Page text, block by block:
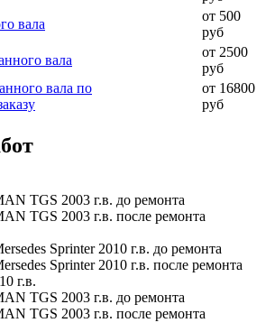
вала
от 500
руб
вала
от 2500
руб
вала по
от 16800
руб
г.в.